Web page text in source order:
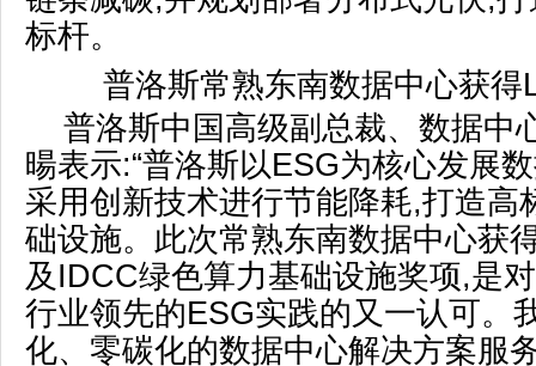
标杆。
普洛斯常熟东南数据中心获得
普洛斯中国高级副总裁、数据中
暘表示:“普洛斯以ESG为核心发展
采用创新技术进行节能降耗,打造高
础设施。此次常熟东南数据中心获
及IDCC绿色算力基础设施奖项,是
行业领先的ESG实践的又一认可。
化、零碳化的数据中心解决方案服